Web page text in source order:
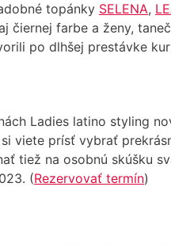
topánky SELENA,
čiernej farbe a ženy,
po dlhšej prestávke
Ladies latino styling
viete prísť vybrať
tiež na osobnú skúšku
(Rezervovať termín)